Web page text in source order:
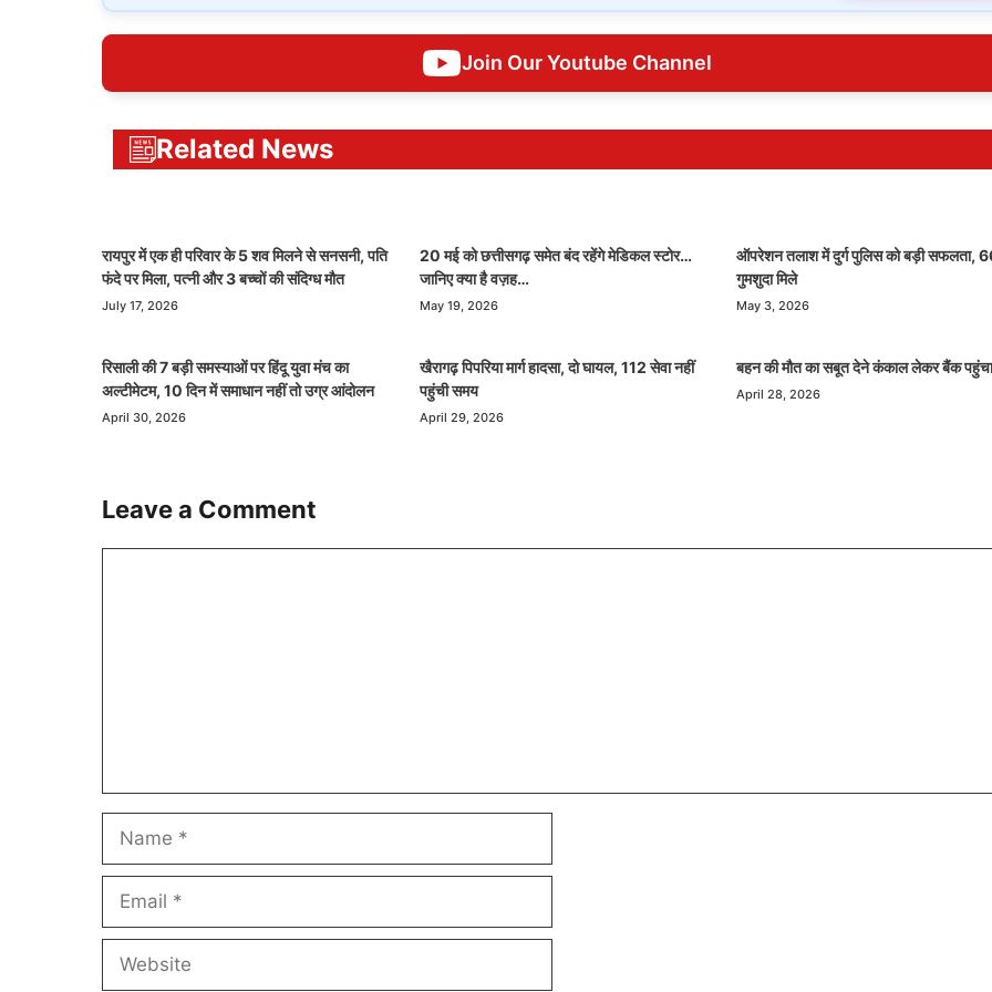
Join Our Youtube Channel
Related News
रायपुर में एक ही परिवार के 5 शव मिलने से सनसनी, पति
फंदे पर मिला, पत्नी और 3 बच्चों की संदिग्ध मौत
July 17, 2026
20 मई को छत्तीसगढ़ समेत बंद रहेंगे मेडिकल स्टोर…
जानिए क्या है वज़ह…
May 19, 2026
ऑपरेशन तलाश में दुर्ग पुलिस को बड़ी सफलता,
गुमशुदा मिले
May 3, 2026
रिसाली की 7 बड़ी समस्याओं पर हिंदू युवा मंच का
अल्टीमेटम, 10 दिन में समाधान नहीं तो उग्र आंदोलन
April 30, 2026
खैरागढ़ पिपरिया मार्ग हादसा, दो घायल, 112 सेवा नहीं
पहुंची समय
April 29, 2026
बहन की मौत का सबूत देने कंकाल लेकर बैंक
April 28, 2026
Leave a Comment